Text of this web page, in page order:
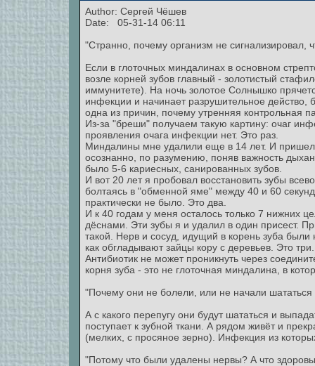
Author: Сергей Чёшев
Date: 05-31-14 06:11
"Странно, почему организм не сигнализировал,
Если в глоточных миндалинах в основном
возле корней зубов главный - золотистый
иммунитете). На ночь золотое Солнышко
инфекции и начинает разрушительное
одна из причин, почему утренняя контрольная
Из-за "бреши" получаем такую картину: очаг
проявления очага инфекции нет. Это раз.
Миндалины мне удалили еще в 14 лет. И пришел
осознанно, по разумению, поняв важность
было 5-6 кариесных, санированных зубов.
И вот 20 лет я пробовал восстановить зубы
болтаясь в "обменной яме" между 40 и 60
практически не было. Это два.
И к 40 годам у меня осталось только 7 нижних
дёснами. Эти зубы я и удалил в один присест.
такой. Нерв и сосуд, идущий в корень зуба
как обгладывают зайцы кору с деревьев. Это три.
Антибиотик не может проникнуть через
корня зуба - это не глоточная миндалина, в
"Почему они не болели, или не начали шататься
А с какого перепугу они будут шататься и
поступает к зубной ткани. А рядом живёт и
(мелких, с просяное зерно). Инфекция из
"Потому что были удалены нервы? А что